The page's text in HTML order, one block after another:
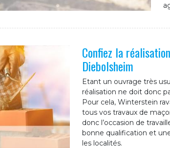
Confiez la
Diebolsheim
Etant un ouvrage très
réalisation ne doit donc
Pour cela, Winterstein
tous vos travaux de
donc l’occasion de
bonne qualification et
les localités.